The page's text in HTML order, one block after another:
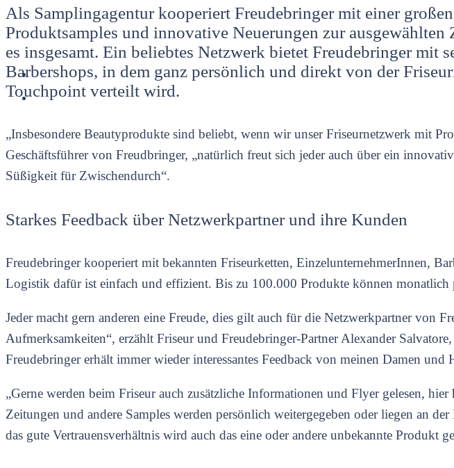
Als Samplingagentur kooperiert Freudebringer mit einer
Produktsamples und innovative Neuerungen zur
es insgesamt. Ein beliebtes Netzwerk bietet Freudebringer mit
Barbershops, in dem ganz persönlich und direkt von der
Touchpoint verteilt wird.
„Insbesondere Beautyprodukte sind beliebt, wenn wir unser Friseurnetzwerk mit
Geschäftsführer von Freudbringer, „natürlich freut sich jeder auch über ein
Süßigkeit für Zwischendurch“.
Starkes Feedback über Netzwerkpartner und ihre Kunden
Freudebringer kooperiert mit bekannten Friseurketten, EinzelunternehmerInnen,
Logistik dafür ist einfach und effizient. Bis zu 100.000 Produkte können monatlich
Jeder macht gern anderen eine Freude, dies gilt auch für die Netzwerkpartner von
Aufmerksamkeiten“, erzählt Friseur und Freudebringer-Partner Alexander
Freudebringer erhält immer wieder interessantes Feedback von meinen Damen und
„Gerne werden beim Friseur auch zusätzliche Informationen und Flyer gelesen,
Zeitungen und andere Samples werden persönlich weitergegeben oder liegen an
das gute Vertrauensverhältnis wird auch das eine oder andere unbekannte Produkt